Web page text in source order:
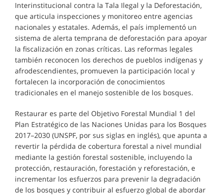
Interinstitucional contra la Tala Ilegal y la Deforestación,
que articula inspecciones y monitoreo entre agencias
nacionales y estatales. Además, el país implementó un
sistema de alerta temprana de deforestación para apoyar
la fiscalización en zonas críticas. Las reformas legales
también reconocen los derechos de pueblos indígenas y
afrodescendientes, promueven la participación local y
fortalecen la incorporación de conocimientos
tradicionales en el manejo sostenible de los bosques.
Restaurar es parte del Objetivo Forestal Mundial 1 del
Plan Estratégico de las Naciones Unidas para los Bosques
2017–2030 (UNSPF, por sus siglas en inglés), que apunta a
revertir la pérdida de cobertura forestal a nivel mundial
mediante la gestión forestal sostenible, incluyendo la
protección, restauración, forestación y reforestación, e
incrementar los esfuerzos para prevenir la degradación
de los bosques y contribuir al esfuerzo global de abordar